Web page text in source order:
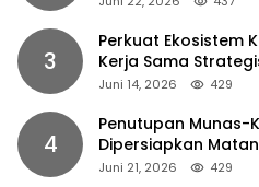
3
Perkuat Ekosistem
Kerja Sama
Juni 14, 2026 429
4
Penutupan Munas-
Dipersiapkan
Juni 21, 2026 429